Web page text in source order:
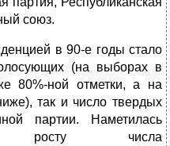
союз.
в 90-е годы стало
(на выборах в
80%-ной отметки, а на
так и число твердых
партии. Наметилась
росту числа